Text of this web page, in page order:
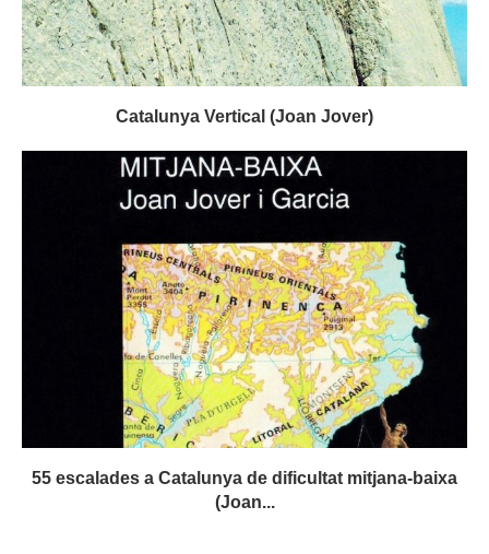
Catalunya Vertical (Joan Jover)
55 escalades a Catalunya de dificultat mitjana-baixa
(Joan...